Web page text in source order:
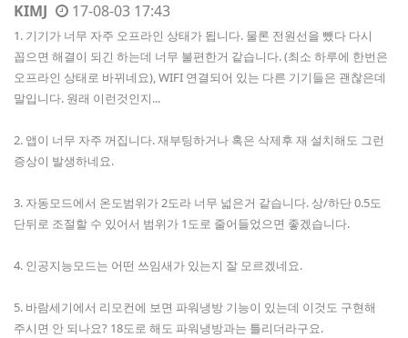
KIMJ 17-08-03 17:43
1. 기기가 너무 자주 오프라인 상태가 됩니다. 물론 전원선을 뺐다 다시
꼽으면 해결이 되긴 하는데 너무 불편한거 같습니다. (최소 하루에 한번은
오프라인 상태로 바뀌네요), WIFI 연결되어 있는 다른 기기들은 괜찮은데
말입니다. 원래 이런것인지...
2. 앱이 너무 자주 꺼집니다. 재부팅하거나 혹은 삭제후 재 설치해도 그런
증상이 발생하네요.
3. 자동모드에서 온도범위가 2도라 너무 넓은거 같습니다. 상/하단 0.5도
단뒤로 조절할 수 있어서 범위가 1도로 줄어들었으면 좋겠습니다.
4. 인공지능모드는 어떤 쓰임새가 있는지 잘 모르겠네요.
5. 바람세기에서 리모컨에 보면 파워냉방 기능이 있는데 이것도 구현해
주시면 안 되나요? 18도로 해도 파워냉방과는 틀리더라구요.